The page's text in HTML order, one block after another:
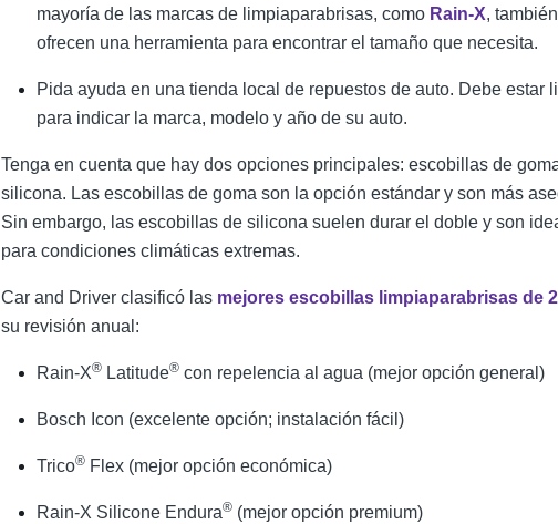
mayoría de las marcas de limpiaparabrisas, como Rain-X, también
ofrecen una herramienta para encontrar el tamaño que necesita.
Pida ayuda en una tienda local de repuestos de auto. Debe estar
para indicar la marca, modelo y año de su auto.
Tenga en cuenta que hay dos opciones principales: escobillas de
silicona. Las escobillas de goma son la opción estándar y son más
Sin embargo, l as escobillas de silicona suelen durar el doble y son
para condiciones climáticas extremas.
Car and Driver clasificó las mejores escobillas limpiaparabrisas de
su revisión anual:
Rain-X® Latitude® con repelencia al agua (mejor opción general)
Bosch Icon (excelente opción; instalación fácil)
Trico® Flex (mejor opción económica)
Rain-X Silicone Endura® (mejor opción premium)